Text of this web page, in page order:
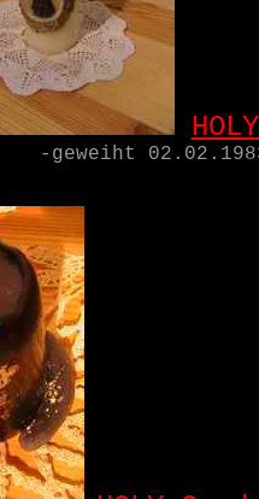
-geweiht